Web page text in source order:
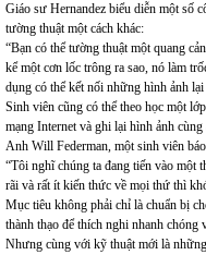
Giáo sư Hernandez biểu diễn một số
tường thuật một cách khác:
“Bạn có thể tường thuật một quang
kể một cơn lốc trông ra sao, nó làm
dụng có thể kết nối những hình ảnh
Sinh viên cũng có thể theo học một
mạng Internet và ghi lại hình ảnh cùng
Anh Will Federman, một sinh viên
“Tôi nghĩ chúng ta đang tiến vào một
rãi và rất ít kiến thức về mọi thứ thì
Mục tiêu không phải chỉ là chuẩn bị
thành thạo để thích nghi nhanh
Nhưng cùng với kỹ thuật mới là